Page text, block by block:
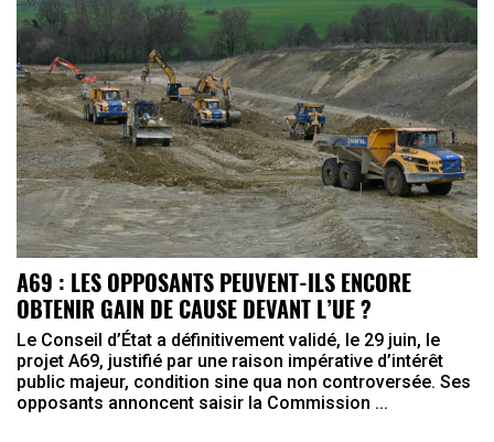
A69 : LES OPPOSANTS PEUVENT-ILS ENCORE
OBTENIR GAIN DE CAUSE DEVANT L’UE ?
Le Conseil d’État a définitivement validé, le 29 juin, le
projet A69, justifié par une raison impérative d’intérêt
public majeur, condition sine qua non controversée. Ses
opposants annoncent saisir la Commission ...